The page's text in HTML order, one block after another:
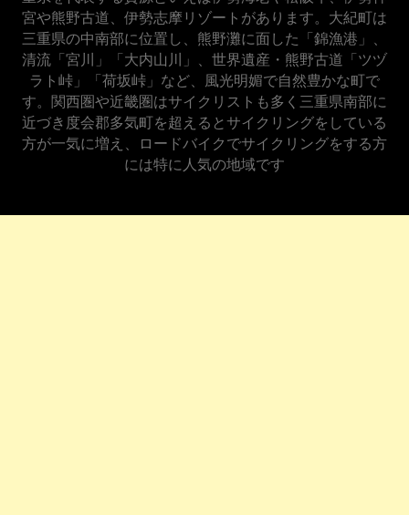
宮や熊野古道、伊勢志摩リゾートがあります。大紀町は
三重県の中南部に位置し、熊野灘に面した「錦漁港」、
清流「宮川」「大内山川」、世界遺産・熊野古道「ツヅ
ラト峠」「荷坂峠」など、風光明媚で自然豊かな町で
す。関西圏や近畿圏はサイクリストも多く三重県南部に
近づき度会郡多気町を超えるとサイクリングをしている
方が一気に増え、ロードバイクでサイクリングをする方
には特に人気の地域です